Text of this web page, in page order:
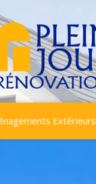
Extérieurs